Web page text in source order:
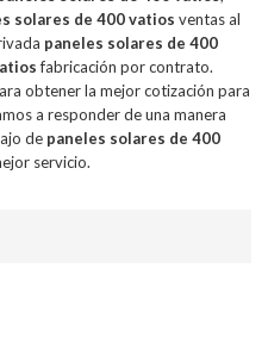
solares de 400 vatios ventas al
paneles solares de 400
fabricación por contrato.
obtener la mejor cotización para
a responder de una manera
de paneles solares de 400
servicio.